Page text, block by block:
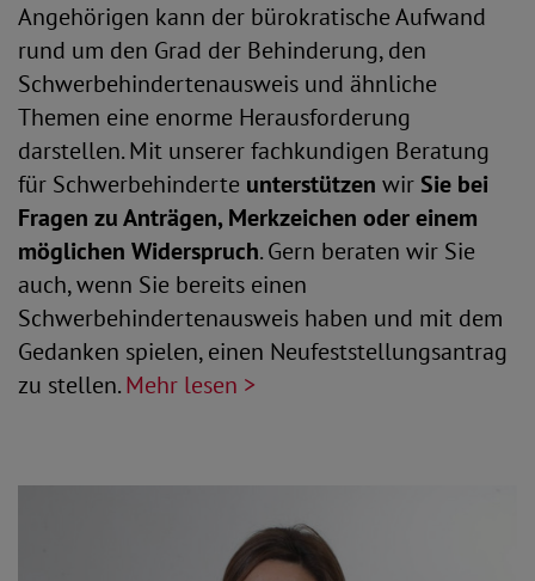
Angehörigen kann der bürokratische Aufwand
rund um den Grad der Behinderung, den
Schwerbehindertenausweis und ähnliche
Themen eine enorme Herausforderung
darstellen. Mit unserer fachkundigen Beratung
für Schwerbehinderte unterstützen wir Sie bei
Fragen zu Anträgen, Merkzeichen oder einem
möglichen Widerspruch. Gern beraten wir Sie
auch, wenn Sie bereits einen
Schwerbehindertenausweis haben und mit dem
Gedanken spielen, einen Neufeststellungsantrag
zu stellen.Mehr lesen >